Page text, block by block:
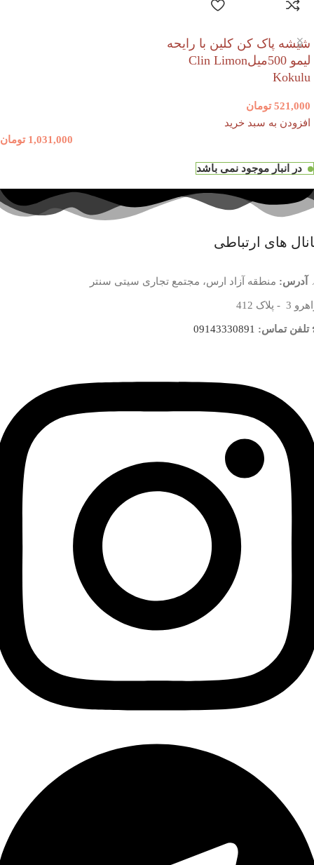
شیشه پاک کن کلین با رایحه
لیمو 500میلClin Limon
Kokulu
521,000 تومان
افزودن به سبد خرید
1,031,000 تومان
در انبار موجود نمی باشد
های ارتباطی
آدرس: منطقه آزاد ارس، مجتمع تجاری سیتی سنتر
3 - پلاک 412
تلفن تماس: 09143330891